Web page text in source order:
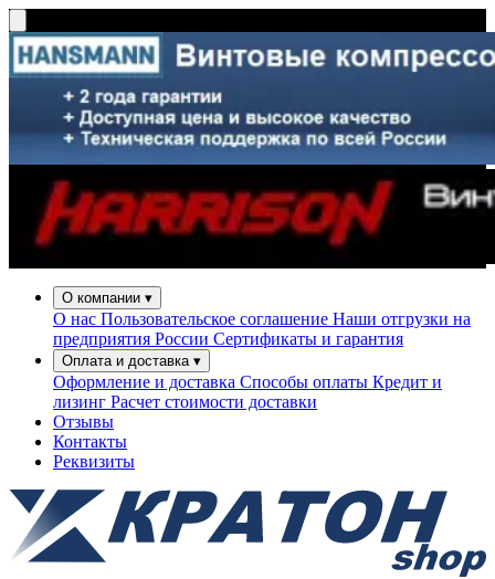
О компании ▾
О нас Пользовательское соглашение Наши отгрузки на
предприятия России Сертификаты и гарантия
Оплата и доставка ▾
Оформление и доставка Способы оплаты Кредит и
лизинг Расчет стоимости доставки
Отзывы
Контакты
Реквизиты